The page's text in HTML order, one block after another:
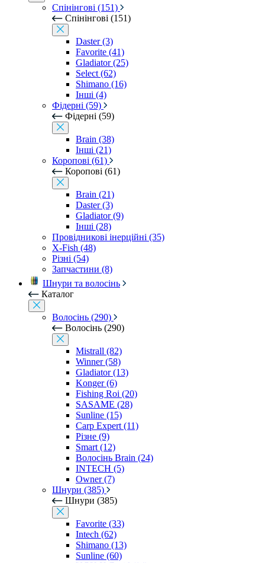
Спінінгові (151)
Спінінгові (151)
Daster (3)
Favorite (41)
Gladiator (25)
Select (62)
Shimano (16)
Інші (4)
Фідерні (59)
Фідерні (59)
Brain (38)
Інші (21)
Коропові (61)
Коропові (61)
Brain (21)
Daster (3)
Gladiator (9)
Інші (28)
Провідникові інерційні (35)
X-Fish (48)
Різні (54)
Запчастини (8)
Шнури та волосінь
Каталог
Волосінь (290)
Волосінь (290)
Mistrall (82)
Winner (58)
Gladiator (13)
Konger (6)
Fishing Roi (20)
SASAME (28)
Sunline (15)
Carp Expert (11)
Різне (9)
Smart (12)
Волосінь Brain (24)
INTECH (5)
Owner (7)
Шнури (385)
Шнури (385)
Favorite (33)
Intech (62)
Shimano (13)
Sunline (60)